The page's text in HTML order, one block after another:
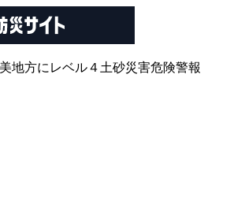
地方にレベル４土砂災害危険警報